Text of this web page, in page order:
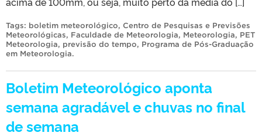
Tags: boletim meteorológico, Centro de Pesquisas e Previsões
Meteorológicas, Faculdade de Meteorologia, Meteorologia, PET
Meteorologia, previsão do tempo, Programa de Pós-Graduação
em Meteorologia.
Boletim Meteorológico aponta
semana agradável e chuvas no final
de semana